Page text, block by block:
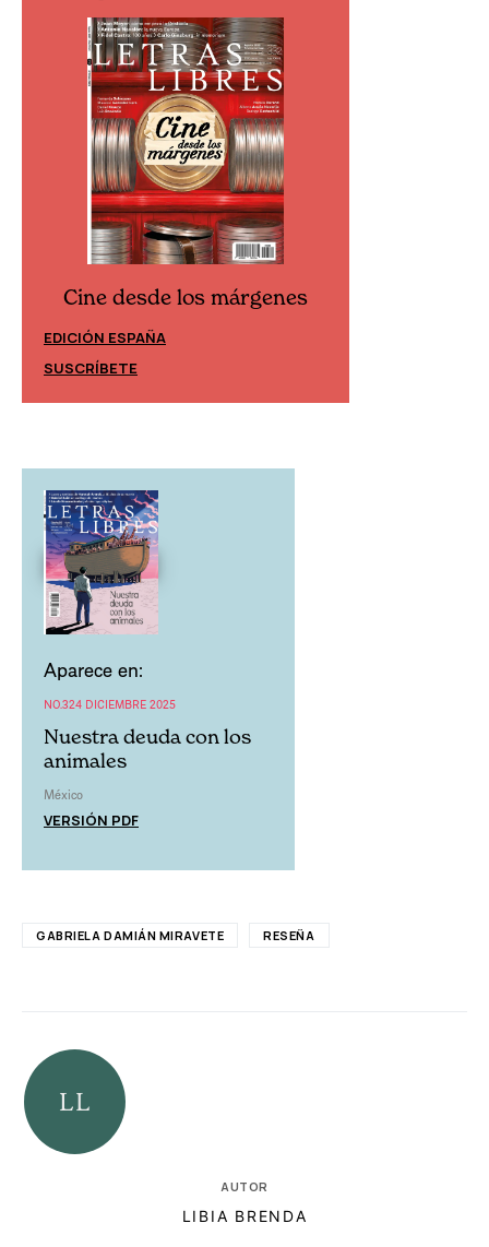
Cine desde los márgenes
EDICIÓN ESPAÑA
SUSCRÍBETE
Aparece en:
NO.324 DICIEMBRE 2025
Nuestra deuda con los
animales
México
VERSIÓN PDF
GABRIELA DAMIÁN MIRAVETE RESEÑA
AUTOR
LIBIA BRENDA